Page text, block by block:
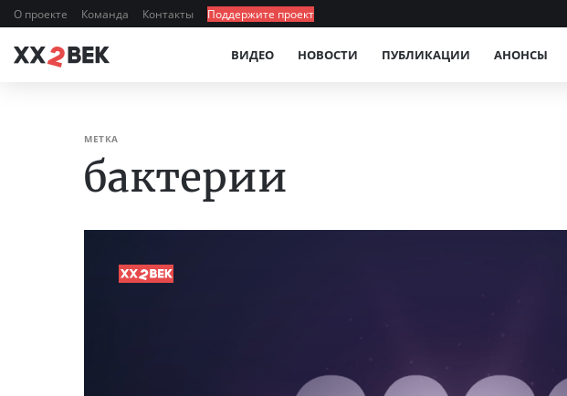
О проекте Команда Контакты Поддержите проект
ВИДЕО НОВОСТИ ПУБЛИКАЦИИ АНОНСЫ
МЕТКА
бактерии